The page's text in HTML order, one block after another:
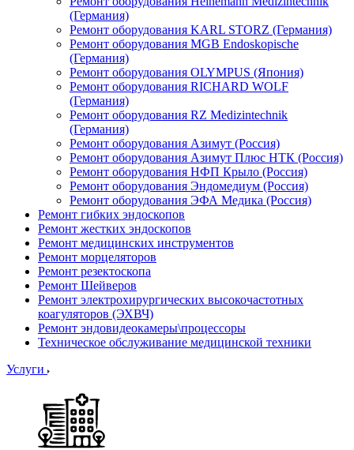
(Германия)
Ремонт оборудования KARL STORZ (Германия)
Ремонт оборудования MGB Endoskopische
(Германия)
Ремонт оборудования OLYMPUS (Япония)
Ремонт оборудования RICHARD WOLF
(Германия)
Ремонт оборудования RZ Medizintechnik
(Германия)
Ремонт оборудования Азимут (Россия)
Ремонт оборудования Азимут Плюс НТК (Россия)
Ремонт оборудования НФП Крыло (Россия)
Ремонт оборудования Эндомедиум (Россия)
Ремонт оборудования ЭФА Медика (Россия)
Ремонт гибких эндоскопов
Ремонт жестких эндоскопов
Ремонт медицинских инструментов
Ремонт морцеляторов
Ремонт резектоскопа
Ремонт Шейверов
Ремонт электрохирургических высокочастотных
коагуляторов (ЭХВЧ)
Ремонт эндовидеокамеры\процессоры
Техническое обслуживание медицинской техники
Услуги